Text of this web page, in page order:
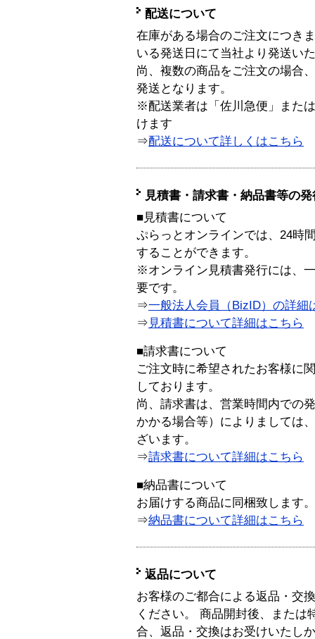
配送について
在庫がある場合のご注文につき
いる発送日にて当社より発送い
尚、複数の商品をご注文の場合
発送となります。
※配送業者は「佐川急便」また
けます
⇒配送について詳しくはこちら
見積書・請求書・納品書等の
■見積書について
ぷらっとオンラインでは、24時
することができます。
※オンライン見積書発行には、
要です。
⇒一般法人会員（BizID）の詳細
⇒ 見積書について詳細はこちら
■請求書について
ご注文時に希望されたお客様に
しております。
尚、請求書は、営業時間内での
かかる場合等）によりましては
ざいます。
⇒請求書について詳細はこちら
■納品書について
お届けする商品に同梱致します。
⇒納品書について詳細はこちら
返品について
お客様のご都合による返品・交
ください。 商品開封後、または
合、返品・交換はお受けいたし